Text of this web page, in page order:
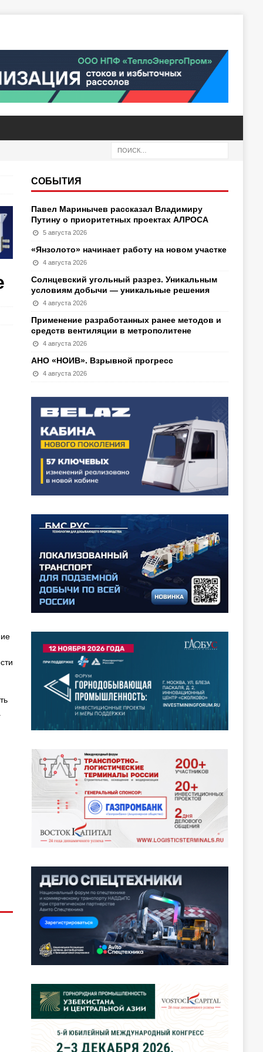
СОБЫТИЯ
Павел Маринычев рассказал Владимиру
Путину о приоритетных проектах АЛРОСА
5 августа 2026
«Янзолото» начинает работу на новом участке
4 августа 2026
Солнцевский угольный разрез. Уникальным
условиям добычи — уникальные решения
4 августа 2026
Применение разработанных ранее методов и
средств вентиляции в метрополитене
4 августа 2026
АНО «НОИВ». Взрывной прогресс
4 августа 2026